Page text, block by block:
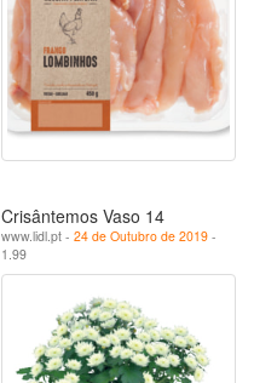
Crisântemos Vaso 14
www.lidl.pt - 24 de Outubro de 2019 -
1.99